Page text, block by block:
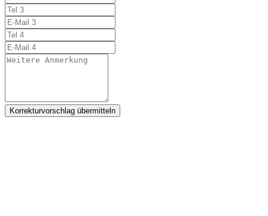
Korrekturvorschlag übermitteln